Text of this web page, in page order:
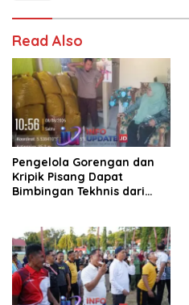
Read Also
Pengelola Gorengan dan
Kripik Pisang Dapat
Bimbingan Tekhnis dari